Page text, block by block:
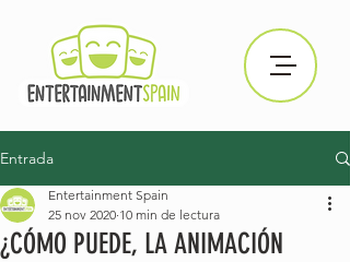
Entrada
¿CÓMO PUEDE, LA ANIMACIÓN
Entertainment Spain
25 nov 2020 10 min de lectura